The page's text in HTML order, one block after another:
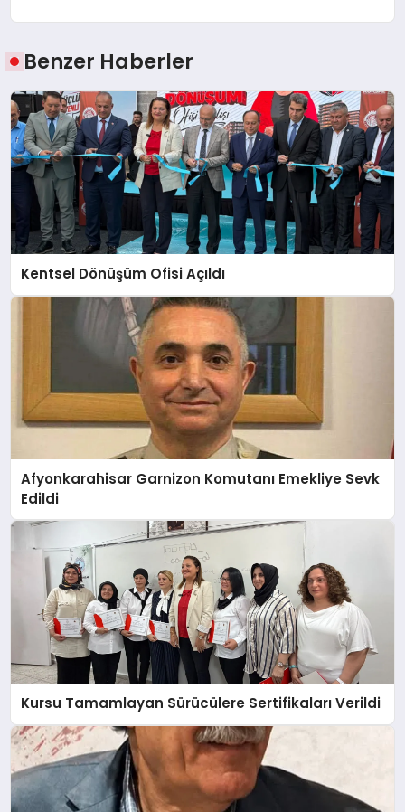
Benzer Haberler
Kentsel Dönüşüm Ofisi Açıldı
Afyonkarahisar Garnizon Komutanı Emekliye Sevk
Edildi
Kursu Tamamlayan Sürücülere Sertifikaları Verildi